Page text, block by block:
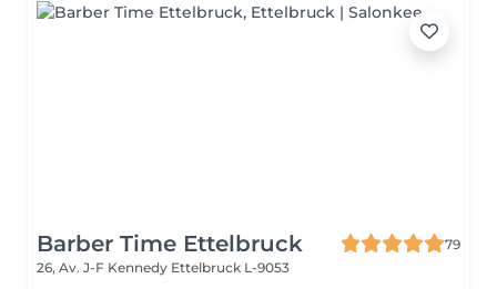
Barber Time Ettelbruck
79
26, Av. J-F Kennedy Ettelbruck L-9053